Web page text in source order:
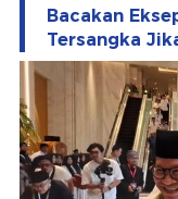
Bacakan
Tersangka